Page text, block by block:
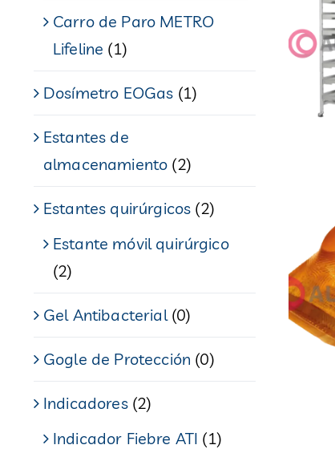
Carro de Paro METRO
Lifeline (1)
Dosímetro EOGas (1)
Estantes de
almacenamiento (2)
Estantes quirúrgicos (2)
Estante móvil quirúrgico
(2)
Gel Antibacterial (0)
Gogle de Protección (0)
Indicadores (2)
Indicador Fiebre ATI (1)